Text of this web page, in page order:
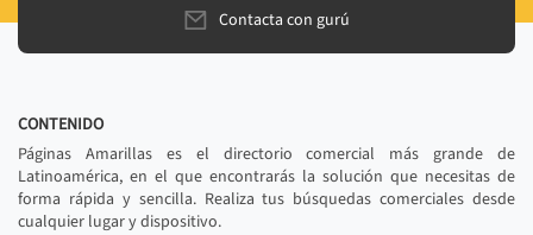
Contacta con gurú
CONTENIDO
Páginas Amarillas es el directorio comercial más grande de
Latinoamérica, en el que encontrarás la solución que necesitas de
forma rápida y sencilla. Realiza tus búsquedas comerciales desde
cualquier lugar y dispositivo.